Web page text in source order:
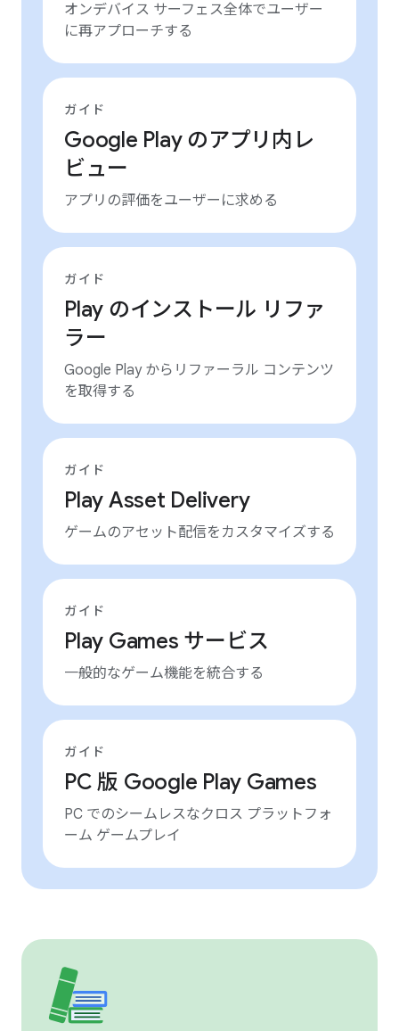
オンデバイス サーフェス全体でユーザー
に再アプローチする
ガイド
Google Play のアプリ内レ
ビュー
アプリの評価をユーザーに求める
ガイド
Play のインストール リファ
ラー
Google Play からリファーラル コンテンツ
を取得する
ガイド
Play Asset Delivery
ゲームのアセット配信をカスタマイズする
ガイド
Play Games サービス
一般的なゲーム機能を統合する
ガイド
PC 版 Google Play Games
PC でのシームレスなクロス プラットフォ
ーム ゲームプレイ